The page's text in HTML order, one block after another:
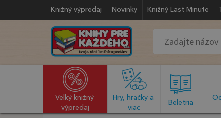
Knižný výpredaj Novinky Knižný Last Minute
Veľký knižný
výpredaj
Hry, hračky a
viac
Beletria